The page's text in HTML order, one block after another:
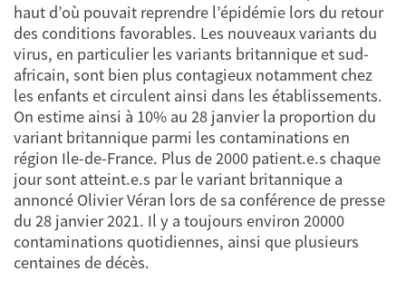
haut d’où pouvait reprendre l’épidémie lors du retour
des conditions favorables. Les nouveaux variants du
virus, en particulier les variants britannique et sud-
africain, sont bien plus contagieux notamment chez
les enfants et circulent ainsi dans les établissements.
On estime ainsi à 10% au 28 janvier la proportion du
variant britannique parmi les contaminations en
région Ile-de-France. Plus de 2000 patient.e.s chaque
jour sont atteint.e.s par le variant britannique a
annoncé Olivier Véran lors de sa conférence de presse
du 28 janvier 2021. Il y a toujours environ 20000
contaminations quotidiennes, ainsi que plusieurs
centaines de décès.